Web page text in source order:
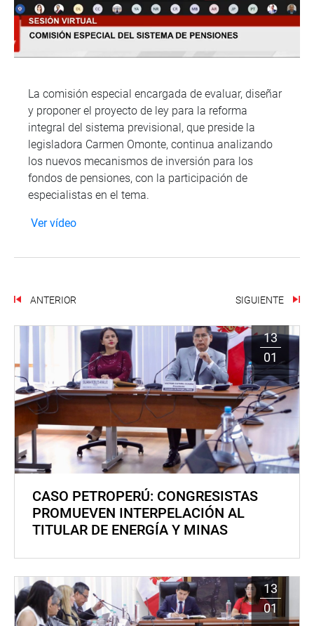
La comisión especial encargada de evaluar, diseñar
y proponer el proyecto de ley para la reforma
integral del sistema previsional, que preside la
legisladora Carmen Omonte, continua analizando
los nuevos mecanismos de inversión para los
fondos de pensiones, con la participación de
especialistas en el tema.
Ver vídeo
ANTERIOR SIGUIENTE
13
01
CASO PETROPERÚ: CONGRESISTAS
PROMUEVEN INTERPELACIÓN AL
TITULAR DE ENERGÍA Y MINAS
13
01